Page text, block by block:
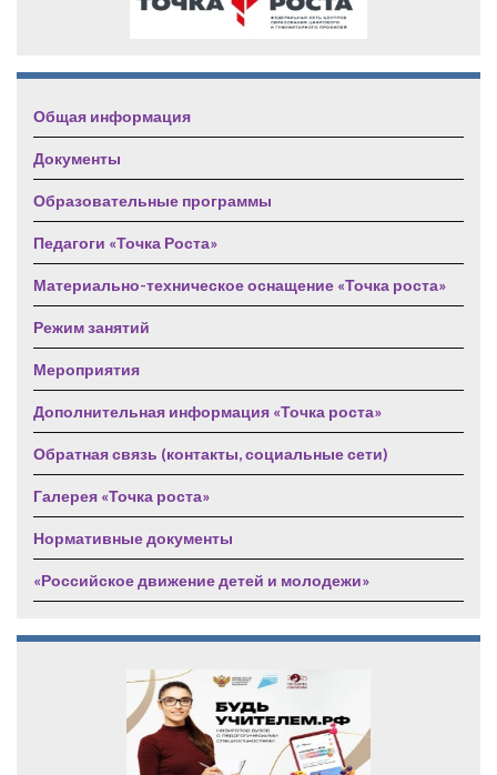
Общая информация
Документы
Образовательные программы
Педагоги «Точка Роста»
Материально-техническое оснащение «Точка роста»
Режим занятий
Мероприятия
Дополнительная информация «Точка роста»
Обратная связь (контакты, социальные сети)
Галерея «Точка роста»
Нормативные документы
«Российское движение детей и молодежи»